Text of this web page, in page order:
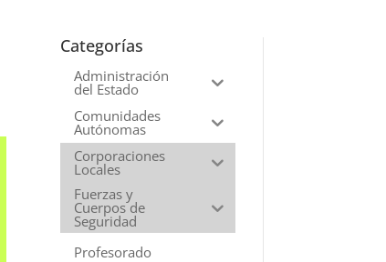
Categorías
Administración
del Estado
Comunidades
Autónomas
Corporaciones
Locales
Fuerzas y
Cuerpos de
Seguridad
Profesorado